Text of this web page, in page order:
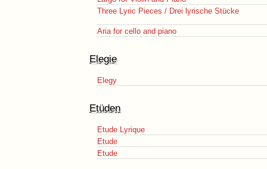
Three Lyric Pieces / Drei lyrische Stücke
Aria for cello and piano
Elegie
Elegy
Etüden
Etude Lyrique
Etude
Etude